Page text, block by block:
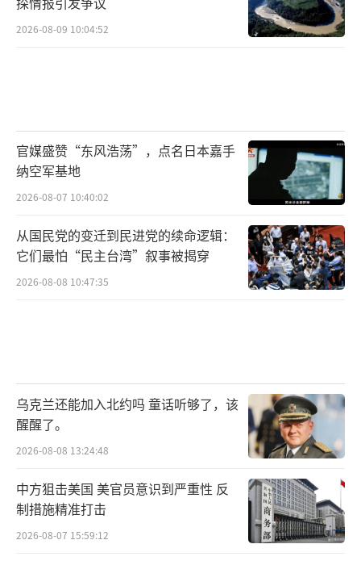
2026-08-09 10:04:52
官媒盛赞“东风浩荡”，点名日本嘉手
纳空军基地
2026-08-07 10:40:02
从国民党的变迁到民进党的续命逻辑：
它们最怕“民主台湾”叙事被揭穿
2026-08-08 10:47:35
乌克兰还能加入北约吗 童话听够了，该
醒醒了。
2026-08-08 13:24:48
中方狙击美国 美官员意识到严重性 反
制措施精准打击
2026-08-07 15:59:12